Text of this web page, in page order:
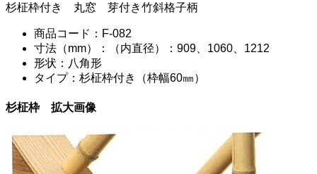
杉柾枠付き 丸窓 芽付き竹斜格子柄
商品コード：F-082
寸法（mm）：（内直径）：909、1060、1212
形状：八角形
タイプ：杉柾枠付き（枠幅60㎜）
杉柾枠 拡大画像